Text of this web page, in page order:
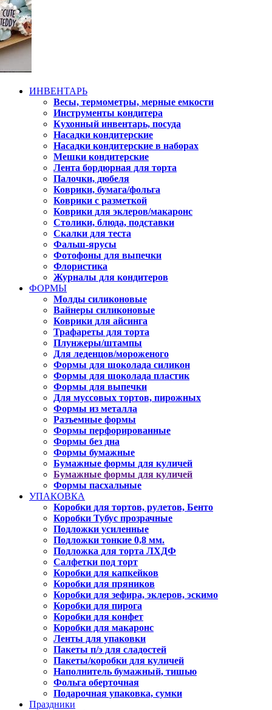
ИНВЕНТАРЬ
Весы, термометры, мерные емкости
Инструменты кондитера
Кухонный инвентарь, посуда
Насадки кондитерские
Насадки кондитерские в наборах
Мешки кондитерские
Лента бордюрная для торта
Палочки, дюбеля
Коврики, бумага/фольга
Коврики с разметкой
Коврики для эклеров/макаронс
Столики, блюда, подставки
Скалки для теста
Фальш-ярусы
Фотофоны для выпечки
Флористика
Журналы для кондитеров
ФОРМЫ
Молды силиконовые
Вайнеры силиконовые
Коврики для айсинга
Трафареты для торта
Плунжеры/штампы
Для леденцов/мороженого
Формы для шоколада силикон
Формы для шоколада пластик
Формы для выпечки
Для муссовых тортов, пирожных
Формы из металла
Разъемные формы
Формы перфорированные
Формы без дна
Формы бумажные
Бумажные формы для куличей
Бумажные формы для куличей
Формы пасхальные
УПАКОВКА
Коробки для тортов, рулетов, Бенто
Коробки Тубус прозрачные
Подложки усиленные
Подложки тонкие 0,8 мм.
Подложка для торта ЛХДФ
Салфетки под торт
Коробки для капкейков
Коробки для пряников
Коробки для зефира, эклеров, эскимо
Коробки для пирога
Коробки для конфет
Коробки для макаронс
Ленты для упаковки
Пакеты п/э для сладостей
Пакеты/коробки для куличей
Наполнитель бумажный, тишью
Фольга оберточная
Подарочная упаковка, сумки
Праздники